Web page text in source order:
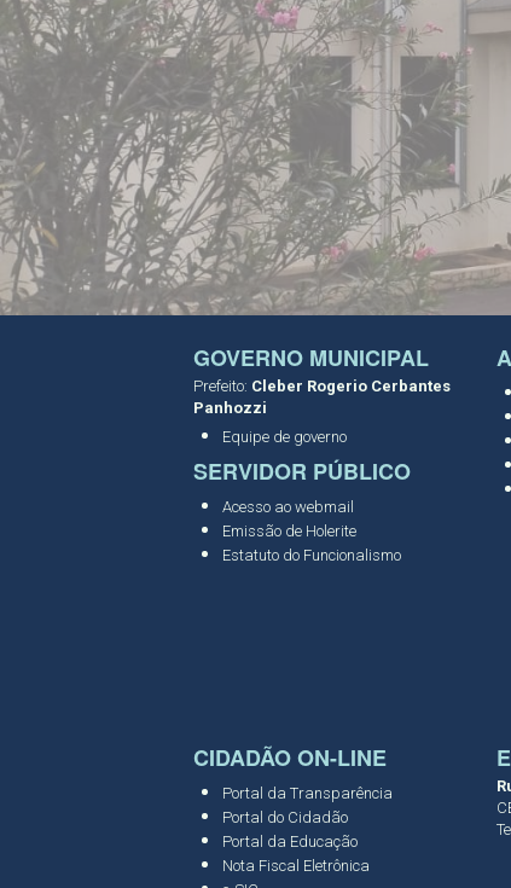
GOVERNO MUNICIPAL
Prefeito: Cleber Rogerio Cerbantes
Panhozzi
Equipe de governo
SERVIDOR PÚBLICO
Acesso ao webmail
Emissão de Holerite
Estatuto do Funcionalismo
CIDADÃO ON-LINE
Portal da Transparência
Portal do Cidadão
Portal da Educação
Nota Fiscal Eletrônica